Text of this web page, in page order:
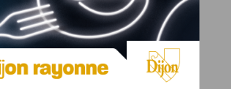
INFOS,SPORT
Nouvelle arrivée à la JDA Basket,
Shevon Thompson est dijonnais